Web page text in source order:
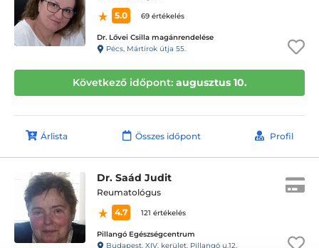
5.0
69 értékelés
Dr. Lővei Csilla magánrendelése
Pécs, Mártírok útja 55.
Következő időpont: augusztus 10.
Árlista Összes időpont Profil
Dr. Saád Judit
Reumatológus
4.7
121 értékelés
Pillangó Egészségcentrum
Budapest, XIV. kerület, Pillangó u.12.